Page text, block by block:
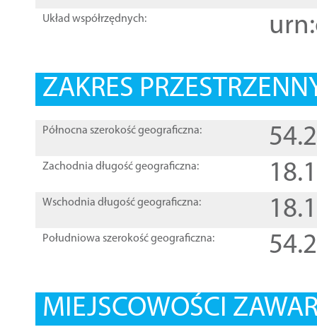
Układ współrzędnych:
ZAKRES
Północna szerokość geograficzna:
Zachodnia długość geograficzna:
Wschodnia długość geograficzna:
Południowa szerokość geograficzna:
MIEJSCOWOŚCI